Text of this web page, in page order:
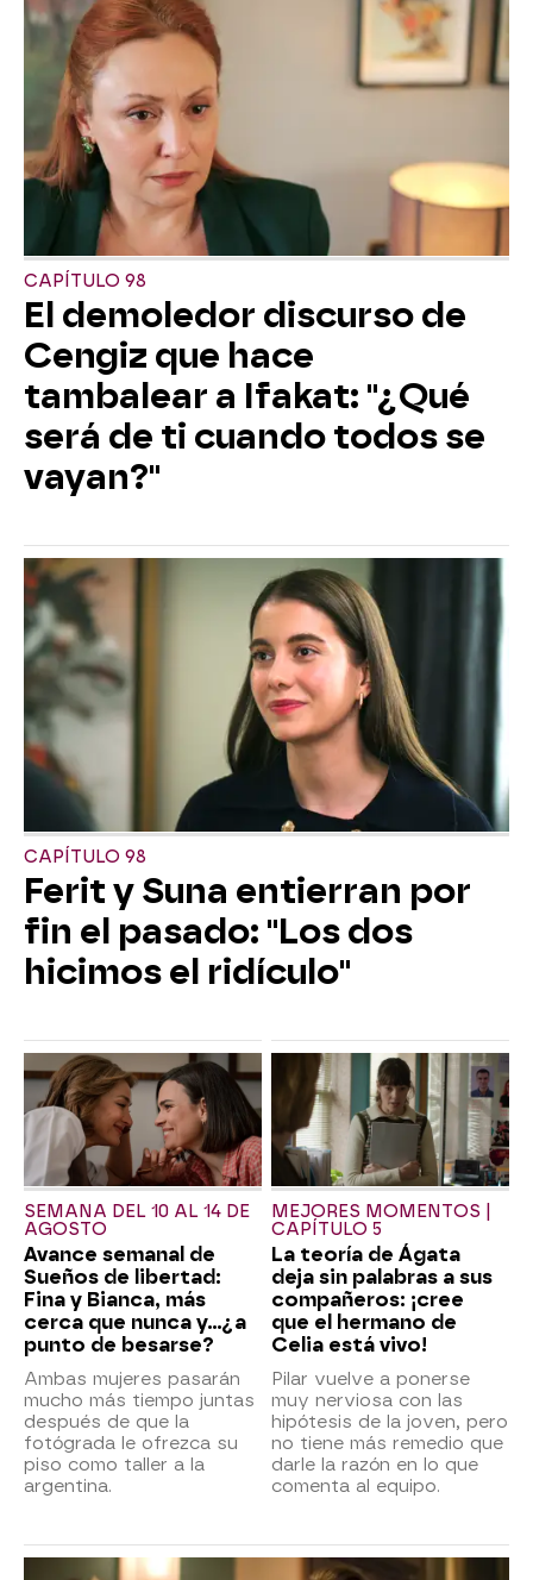
CAPÍTULO 98
El demoledor discurso de
Cengiz que hace
tambalear a Ifakat: "¿Qué
será de ti cuando todos se
vayan?"
CAPÍTULO 98
Ferit y Suna entierran por
fin el pasado: "Los dos
hicimos el ridículo"
SEMANA DEL 10 AL 14 DE
AGOSTO
Avance semanal de
Sueños de libertad:
Fina y Bianca, más
cerca que nunca y...¿a
punto de besarse?
Ambas mujeres pasarán
mucho más tiempo juntas
después de que la
fotógrada le ofrezca su
piso como taller a la
argentina.
MEJORES MOMENTOS |
CAPÍTULO 5
La teoría de Ágata
deja sin palabras a sus
compañeros: ¡cree
que el hermano de
Celia está vivo!
Pilar vuelve a ponerse
muy nerviosa con las
hipótesis de la joven, pero
no tiene más remedio que
darle la razón en lo que
comenta al equipo.